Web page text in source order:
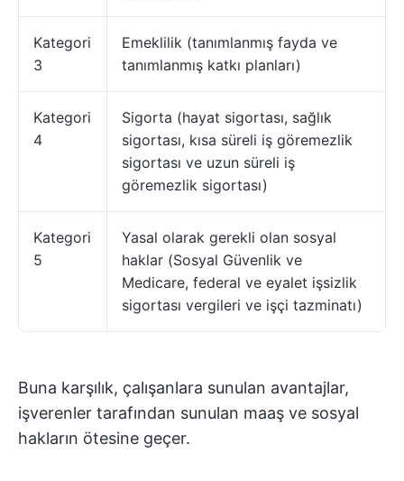
Kategori
3
Emeklilik (tanımlanmış fayda ve
tanımlanmış katkı planları)
Kategori
4
Sigorta (hayat sigortası, sağlık
sigortası, kısa süreli iş göremezlik
sigortası ve uzun süreli iş
göremezlik sigortası)
Kategori
5
Yasal olarak gerekli olan sosyal
haklar (Sosyal Güvenlik ve
Medicare, federal ve eyalet işsizlik
sigortası vergileri ve işçi tazminatı)
Buna karşılık, çalışanlara sunulan avantajlar,
işverenler tarafından sunulan maaş ve sosyal
hakların ötesine geçer.